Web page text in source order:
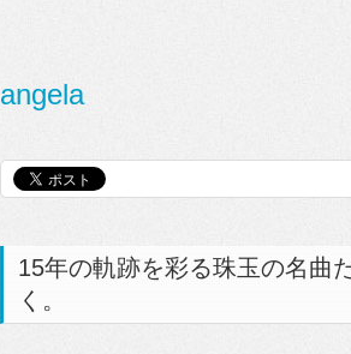
angela
15年の軌跡を彩る珠玉の名曲
く。